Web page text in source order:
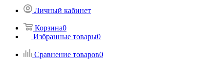
Личный кабинет
Корзина0
Избранные товары0
Сравнение товаров0